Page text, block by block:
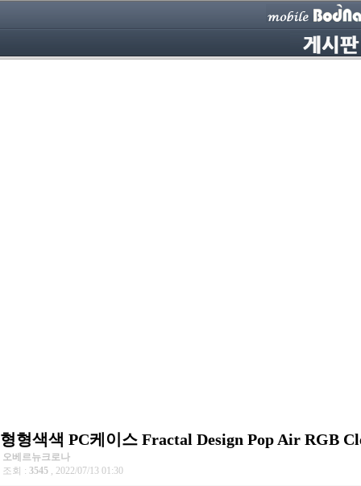
형형색색 PC케이스 Fractal Design Pop Air RGB
오베르뉴크로나
조회 : 3545 , 2022/07/13 01:30